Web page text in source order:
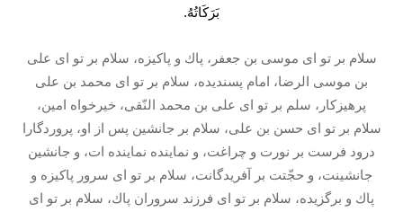
بَرَكَاتُهُ.
سلام بر تو اى موسى بن جعفر، پاك و پاكيزه، سلام بر تو اى على
بن موسى الرضا، امام پسنديده، سلام بر تو اى محمد بن على
پرهيزکار، سلم بر تو اى على بن محمد النّقى، خيرخواه امين،
سلام بر تو اى حسن بن على، سلام بر جانشين پس از او، پروردگارا
درود فرست بر نورت و چراغت، و نماينده نماينده ات، و جانشين
جانشينت، و حجّتت بر آفريدگانت، سلام بر تو اى سرور پاكيزه و
پاك و برگزيده، سلام بر تو اى فرزند سروران پاك، سلام بر تو اى